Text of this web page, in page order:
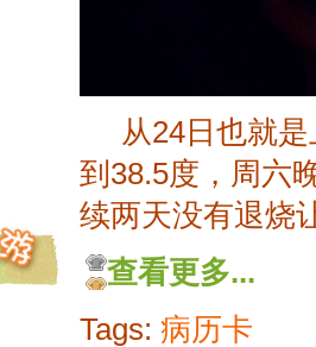
从24日也就是
到38.5度，周六
续两天没有退烧
查看更多...
Tags:病历卡